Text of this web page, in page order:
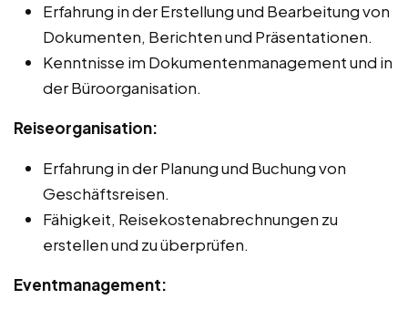
Erfahrung in der Erstellung und Bearbeitung von
Dokumenten, Berichten und Präsentationen.
Kenntnisse im Dokumentenmanagement und in
der Büroorganisation.
Reiseorganisation:
Erfahrung in der Planung und Buchung von
Geschäftsreisen.
Fähigkeit, Reisekostenabrechnungen zu
erstellen und zu überprüfen.
Eventmanagement: